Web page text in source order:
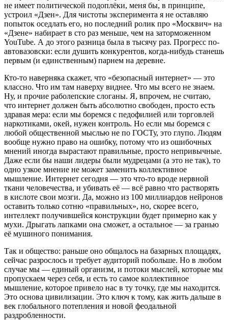
не имеет политической подоплёки, меня бы, в принципе,
устроил «Дзен». Для чистоты эксперимента я не оставляю
попыток оседлать его, но последний ролик про «Москвич» на
«Дзене» набирает в сто раз меньше, чем на заторможенном
YouTube. А до этого разница была в тысячу раз. Прогресс по-
автовазовски: если душить конкурентов, когда-нибудь станешь
первым (и единственным) парнем на деревне.
Кто-то наверняка скажет, что «безопасный интернет» — это
классно. Что им там наверху виднее. Что мы всего не знаем.
Ну, и прочие раболепские слоганы. Я, впрочем, не считаю,
что интернет должен быть абсолютно свободен, просто есть
здравая мера: если мы боремся с педофилией или торговлей
наркотиками, окей, нужен контроль. Но если мы боремся с
любой общественной мыслью не по ГОСТу, это глупо. Людям
вообще нужно право на ошибку, потому что из ошибочных
мнений иногда вырастают правильные, просто непривычные.
Даже если бы наши лидеры были мудрецами (а это не так), то
одно узкое мнение не может заменить коллективное
мышление. Интернет сегодня — это что-то вроде нервной
ткани человечества, и убивать её — всё равно что растворять
в кислоте свои мозги. Да, можно из 100 миллиардов нейронов
оставить только сотню «правильных», но, скорее всего,
интеллект получившейся конструкции будет примерно как у
мухи. Дрыгать лапками она сможет, а остальное — за гранью
её мушиного понимания.
Так и общество: раньше оно общалось на базарных площадях,
сейчас разрослось и требует аудиторий побольше. Но в любом
случае мы — единый организм, и потоки мыслей, которые мы
пропускаем через себя, и есть то самое коллективное
мышление, которое привело нас в ту точку, где мы находится.
Это основа цивилизации. Это ключ к тому, как жить дальше в
век глобального потепления и новой феодальной
раздробленности.